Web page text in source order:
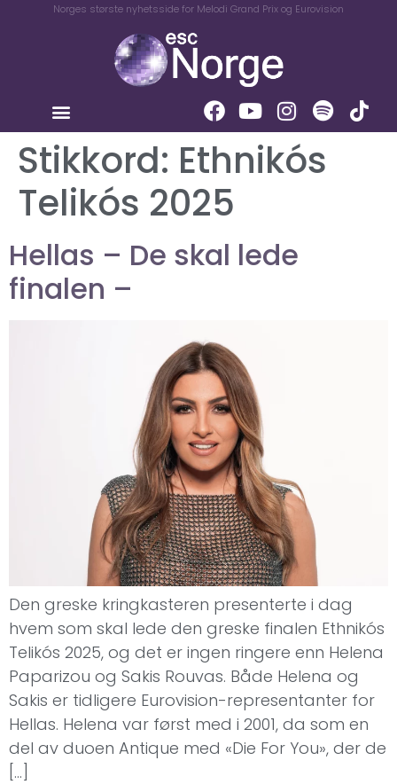
Norges største nyhetsside for Melodi Grand Prix og Eurovision
Stikkord: Ethnikós
Telikós 2025
Hellas – De skal lede
finalen –
Den greske kringkasteren presenterte i dag
hvem som skal lede den greske finalen Ethnikós
Telikós 2025, og det er ingen ringere enn Helena
Paparizou og Sakis Rouvas. Både Helena og
Sakis er tidligere Eurovision-representanter for
Hellas. Helena var først med i 2001, da som en
del av duoen Antique med «Die For You», der de
[…]